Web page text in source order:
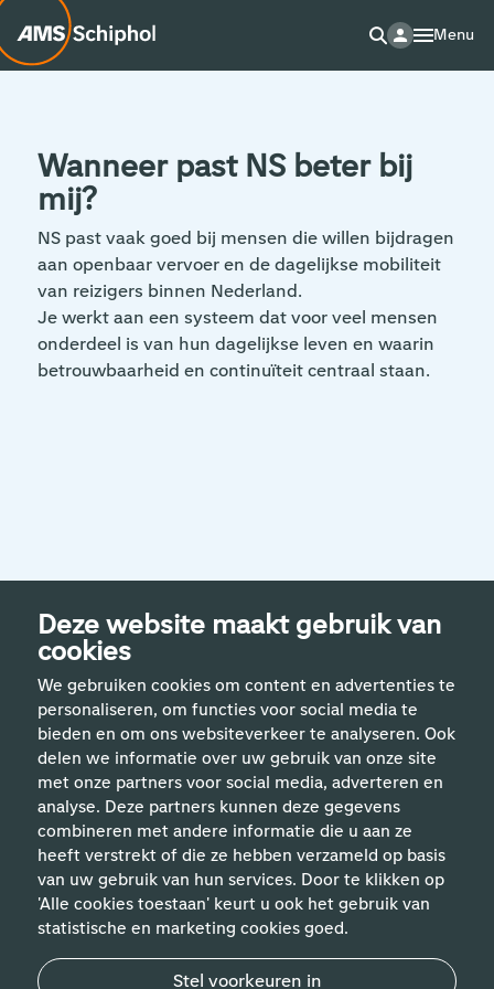
Deze website maakt gebruik van
cookies
We gebruiken cookies om content en advertenties te
personaliseren, om functies voor social media te
bieden en om ons websiteverkeer te analyseren. Ook
delen we informatie over uw gebruik van onze site
met onze partners voor social media, adverteren en
analyse. Deze partners kunnen deze gegevens
combineren met andere informatie die u aan ze
heeft verstrekt of die ze hebben verzameld op basis
van uw gebruik van hun services. Door te klikken op
'Alle cookies toestaan' keurt u ook het gebruik van
statistische en marketing cookies goed.
Stel voorkeuren in
Menu
Wanneer past NS beter bij
mij?
NS past vaak goed bij mensen die willen bijdragen
aan openbaar vervoer en de dagelijkse mobiliteit
van reizigers binnen Nederland.
Je werkt aan een systeem dat voor veel mensen
onderdeel is van hun dagelijkse leven en waarin
betrouwbaarheid en continuïteit centraal staan.
Handige links
Vakgebieden
Contact